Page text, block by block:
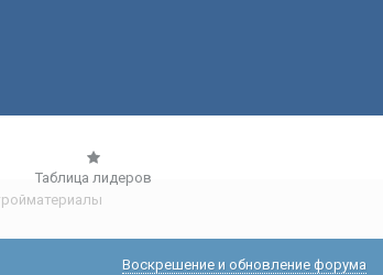
Таблица лидеров
Воскрешение и обновление форума